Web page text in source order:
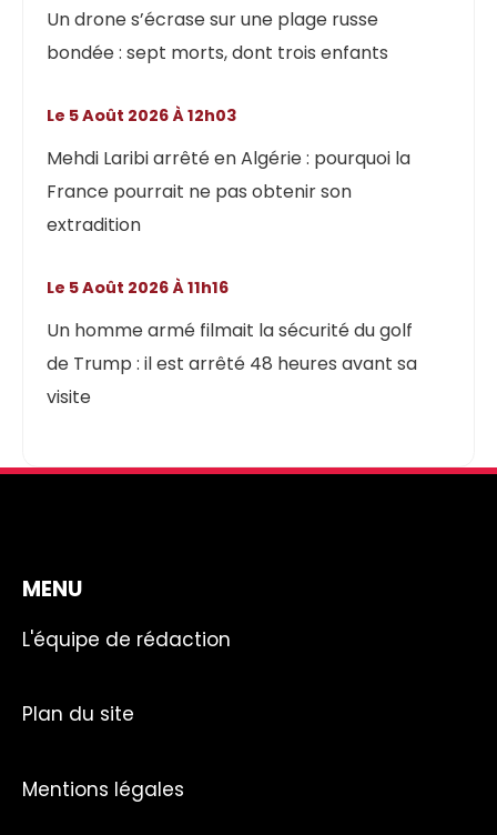
Un drone s’écrase sur une plage russe
bondée : sept morts, dont trois enfants
Mehdi Laribi arrêté en Algérie : pourquoi la
France pourrait ne pas obtenir son
extradition
Le 5 Août 2026 À 12h03
Un homme armé filmait la sécurité du golf
de Trump : il est arrêté 48 heures avant sa
visite
Le 5 Août 2026 À 11h16
MENU
L'équipe de rédaction
Plan du site
Mentions légales